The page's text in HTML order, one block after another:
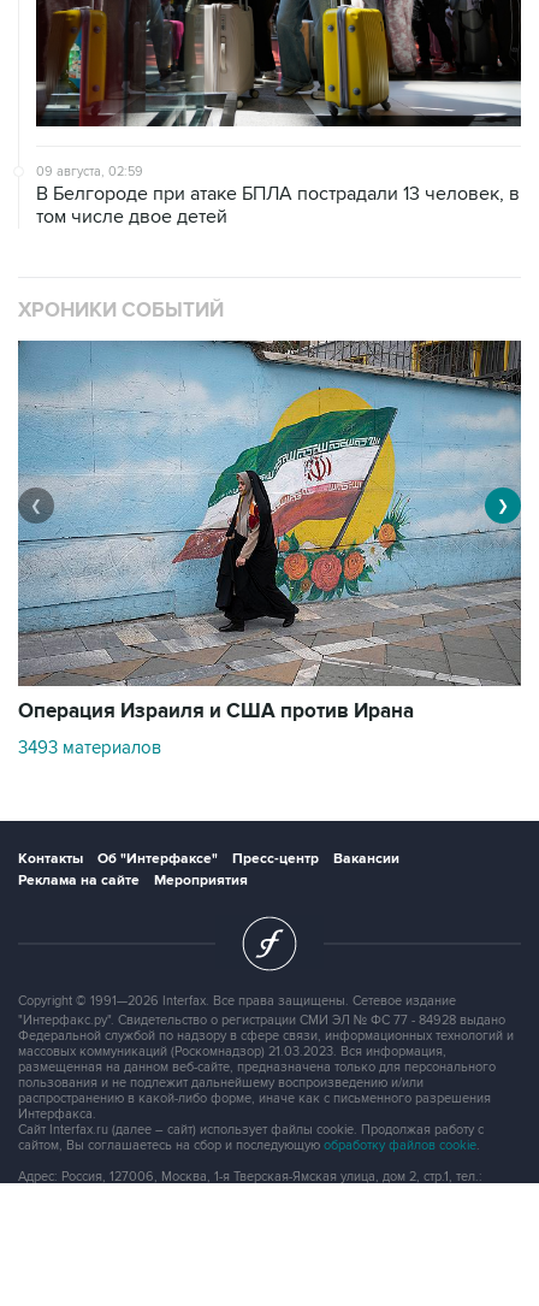
09 августа, 02:59
В Белгороде при атаке БПЛА пострадали 13 человек, в
том числе двое детей
ХРОНИКИ СОБЫТИЙ
Операция Израиля и США против Ирана
3493 материалов
❮ ❯
Контакты Об "Интерфаксе" Пресс-центр
Вакансии
Реклама на сайте
Мероприятия
Copyright © 1991—2026 Interfax. Все права защищены. Сетевое издание
"Интерфакс.ру". Свидетельство о регистрации СМИ ЭЛ № ФС 77 - 84928 выдано
Федеральной службой по надзору в сфере связи, информационных технологий и
массовых коммуникаций (Роскомнадзор) 21.03.2023. Вся информация,
размещенная на данном веб-сайте, предназначена только для персонального
пользования и не подлежит дальнейшему воспроизведению и/или
распространению в какой-либо форме, иначе как с письменного разрешения
Интерфакса.
Сайт Interfax.ru (далее – сайт) использует файлы cookie. Продолжая работу с
сайтом, Вы соглашаетесь на сбор и последующую обработку файлов cookie.
Адрес: Россия, 127006, Москва, 1-я Тверская-Ямская улица, дом 2, стр.1, тел.: